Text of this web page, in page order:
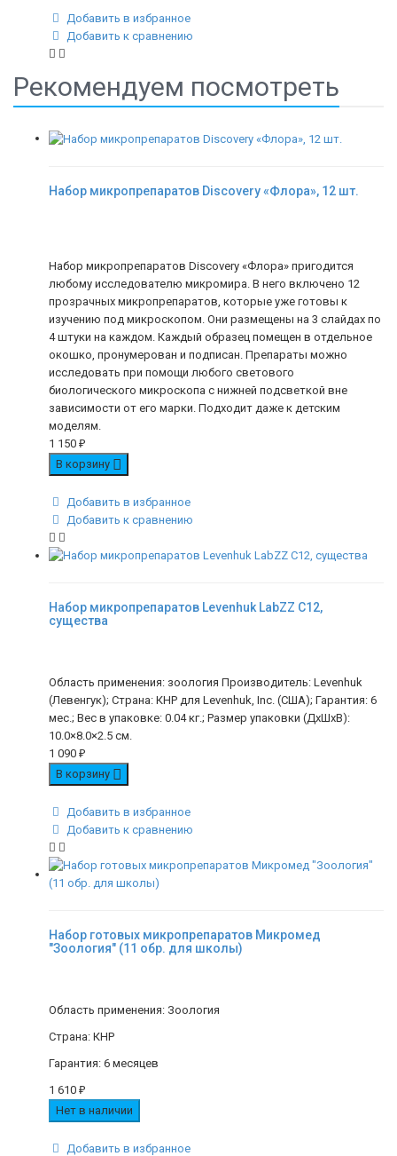
Добавить в избранное
Добавить к сравнению
Рекомендуем посмотреть
Набор микропрепаратов Discovery «Флора», 12 шт.
Набор микропрепаратов Discovery «Флора» пригодится
любому исследователю микромира. В него включено 12
прозрачных микропрепаратов, которые уже готовы к
изучению под микроскопом. Они размещены на 3 слайдах по
4 штуки на каждом. Каждый образец помещен в отдельное
окошко, пронумерован и подписан. Препараты можно
исследовать при помощи любого светового
биологического микроскопа с нижней подсветкой вне
зависимости от его марки. Подходит даже к детским
моделям.
1 150 ₽
В корзину
Добавить в избранное
Добавить к сравнению
Набор микропрепаратов Levenhuk LabZZ C12,
существа
Область применения: зоология Производитель: Levenhuk
(Левенгук); Страна: КНР для Levenhuk, Inc. (США); Гарантия: 6
мес.; Вес в упаковке: 0.04 кг.; Размер упаковки (ДхШхВ):
10.0×8.0×2.5 см.
1 090 ₽
В корзину
Добавить в избранное
Добавить к сравнению
Набор готовых микропрепаратов Микромед
"Зоология" (11 обр. для школы)
Область применения: Зоология
Страна: КНР
Гарантия: 6 месяцев
1 610 ₽
Нет в наличии
Добавить в избранное